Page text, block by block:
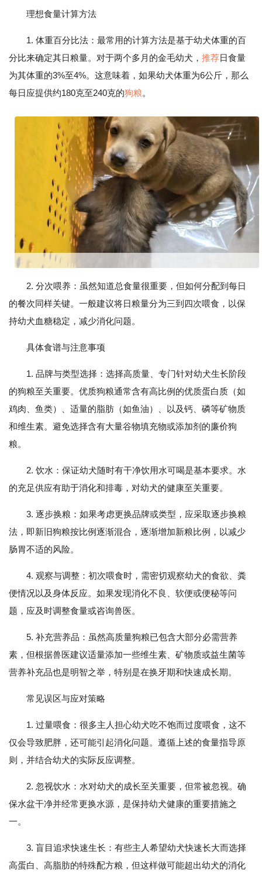
理想食量计算方法
1. 体重百分比法：最常用的计算方法是基于幼犬体重的百
分比来确定其日粮量。对于两个多月的金毛幼犬， 推荐日食量
为其体重的3%至4%。这意味着，如果幼犬体重为6公斤，那么
每日应提供约180克至240克的狗粮。
2. 分次喂养：虽然知道总食量很重要，但如何分配到每日
的餐次同样关键。一般建议将日粮量分为三到四次喂食，以保
持幼犬血糖稳定，减少消化问题。
具体食谱与注意事项
1. 品牌与类型选择：选择高质量、专门针对幼犬生长阶段
的狗粮至关重要。优质狗粮通常含有高比例的优质蛋白质（如
鸡肉、鱼类）、适量的脂肪（如鱼油）、以及钙、磷等矿物质
和维生素。避免选择含有大量谷物填充物或添加剂的廉价狗
粮。
2. 饮水：保证幼犬随时有干净饮用水可喝是基本要求。水
的充足供应有助于消化和排毒，对幼犬的健康至关重要。
3. 逐步换粮：如果考虑更换品牌或类型，应采取逐步换粮
法，即新旧狗粮按比例逐渐混合，逐渐增加新粮比例，以减少
肠胃不适的风险。
4. 观察与调整：初次喂食时，需密切观察幼犬的食欲、粪
便情况以及身体反应。如果发现消化不良、软便或便秘等问
题，应及时调整食量或咨询兽医。
5. 补充营养品：虽然高质量狗粮已包含大部分必需营养
素，但根据兽医建议适量添加一些维生素、矿物质或益生菌等
营养补充品也是明智之举，特别是在换牙期和快速成长期。
常见误区与应对策略
1. 过量喂食：很多主人担心幼犬吃不饱而过度喂食，这不
仅会导致肥胖，还可能引起消化问题。遵循上述的食量指导原
则，并结合幼犬的实际反应调整。
2. 忽视饮水：水对幼犬的成长至关重要，但常被忽视。确
保水盆干净并经常更换水源，是保持幼犬健康的重要措施之
一。
3. 盲目追求快速生长：有些主人希望幼犬快速长大而选择
高蛋白、高脂肪的特殊配方粮，但这样做可能超出幼犬的消化